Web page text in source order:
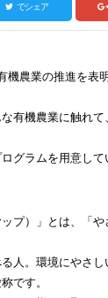
でシェア
機農業の推進を表
有機農業に触れ
グラムを用意し
プ）」とは、「
人。環境にやさ
です。